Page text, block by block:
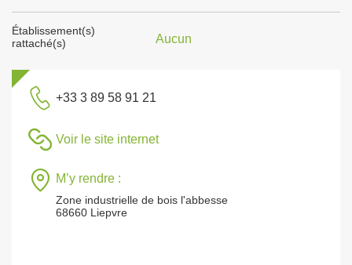
Établissement(s)
rattaché(s)
Aucun
+33 3 89 58 91 21
Voir le site internet
M’y rendre :
Zone industrielle de bois l'abbesse
68660 Liepvre